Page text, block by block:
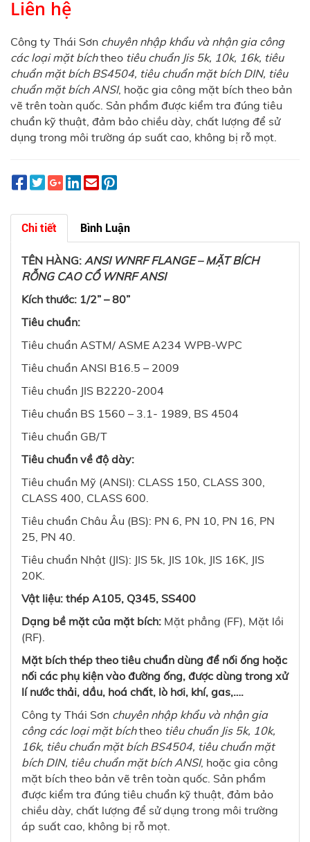
Liên hệ
Công ty Thái Sơn chuyên nhập khẩu và nhận gia công
các loại mặt bíchtheo tiêu chuẩn Jis 5k, 10k, 16k, tiêu
chuẩn mặt bích BS4504, tiêu chuẩn mặt bích DIN, tiêu
chuẩn mặt bích ANSI, hoặc gia công mặt bích theo bản
vẽ trên toàn quốc. Sản phẩm được kiểm tra đúng tiêu
chuẩn kỹ thuật, đảm bảo chiều dày, chất lượng để sử
dụng trong môi trường áp suất cao, không bị rỗ mọt.
Chi tiết Bình Luận
TÊN HÀNG: ANSI WNRF FLANGE – MẶT BÍCH
RỖNG CAO CỔ WNRF ANSI
Kích thước: 1/2” – 80”
Tiêu chuẩn:
Tiêu chuẩn ASTM/ ASME A234 WPB-WPC
Tiêu chuẩn ANSI B16.5 – 2009
Tiêu chuẩn JIS B2220-2004
Tiêu chuẩn BS 1560 – 3.1- 1989, BS 4504
Tiêu chuẩn GB/T
Tiêu chuẩn về độ dày:
Tiêu chuẩn Mỹ (ANSI): CLASS 150, CLASS 300,
CLASS 400, CLASS 600.
Tiêu chuẩn Châu Âu (BS): PN 6, PN 10, PN 16, PN
25, PN 40.
Tiêu chuẩn Nhật (JIS): JIS 5k, JIS 10k, JIS 16K, JIS
20K.
Vật liệu: thép A105, Q345, SS400
Dạng bề mặt của mặt bích: Mặt phẳng (FF), Mặt lồi
(RF).
Mặt bích thép theo tiêu chuẩn dùng để nối ống hoặc
nối các phụ kiện vào đường ống, được dùng trong xử
lí nước thải, dầu, hoá chất, lò hơi, khí, gas,….
Công ty Thái Sơn chuyên nhập khẩu và nhận gia
công các loại mặt bíchtheo tiêu chuẩn Jis 5k, 10k,
16k, tiêu chuẩn mặt bích BS4504, tiêu chuẩn mặt
bích DIN, tiêu chuẩn mặt bích ANSI, hoặc gia công
mặt bích theo bản vẽ trên toàn quốc. Sản phẩm
được kiểm tra đúng tiêu chuẩn kỹ thuật, đảm bảo
chiều dày, chất lượng để sử dụng trong môi trường
áp suất cao, không bị rỗ mọt.